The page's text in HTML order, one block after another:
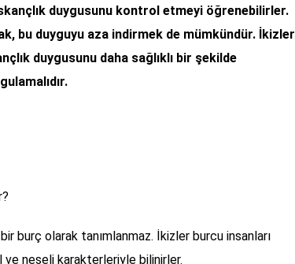
duygusunu kontrol etmeyi öğrenebilirler.
bu duyguyu aza indirmek de mümkündür. İkizler
duygusunu daha sağlıklı bir şekilde
burç olarak tanımlanmaz. İkizler burcu insanları
neşeli karakterleriyle bilinirler.